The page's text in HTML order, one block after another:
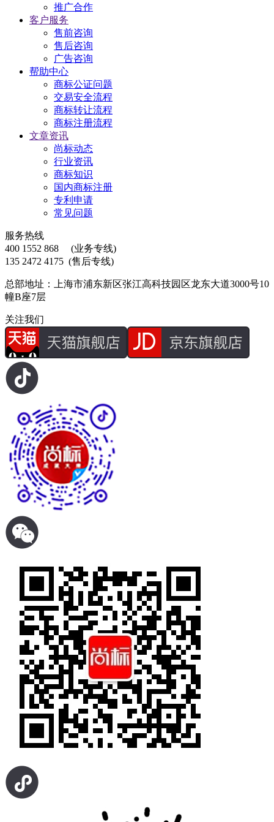
推广合作
客户服务
售前咨询
售后咨询
广告咨询
帮助中心
商标公证问题
交易安全流程
商标转让流程
商标注册流程
文章资讯
尚标动态
行业资讯
商标知识
国内商标注册
专利申请
常见问题
服务热线
400 1552 868
(业务专线)
135 2472 4175 (售后专线)
总部地址：上海市浦东新区张江高科技园区龙东大道3000号10
幢B座7层
关注我们